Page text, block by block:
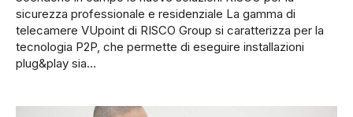
sicurezza professionale e residenziale La gamma di
telecamere VUpoint di RISCO Group si caratterizza per la
tecnologia P2P, che permette di eseguire installazioni
plug&play sia…